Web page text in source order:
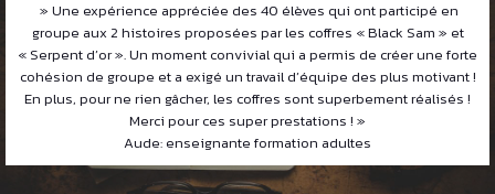
» Une expérience appréciée des 40 élèves qui ont participé en
groupe aux 2 histoires proposées par les coffres « Black Sam » et
« Serpent d’or ». Un moment convivial qui a permis de créer une forte
cohésion de groupe et a exigé un travail d’équipe des plus motivant !
En plus, pour ne rien gâcher, les coffres sont superbement réalisés !
Merci pour ces super prestations ! »
Aude: enseignante formation adultes